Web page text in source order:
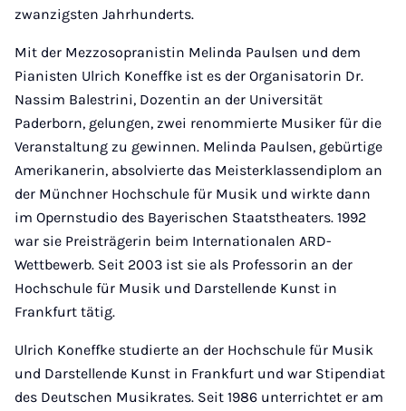
zwanzigsten Jahrhunderts.
Mit der Mezzosopranistin Melinda Paulsen und dem
Pianisten Ulrich Koneffke ist es der Organisatorin Dr.
Nassim Balestrini, Dozentin an der Universität
Paderborn, gelungen, zwei renommierte Musiker für die
Veranstaltung zu gewinnen. Melinda Paulsen, gebürtige
Amerikanerin, absolvierte das Meisterklassendiplom an
der Münchner Hochschule für Musik und wirkte dann
im Opernstudio des Bayerischen Staatstheaters. 1992
war sie Preisträgerin beim Internationalen ARD-
Wettbewerb. Seit 2003 ist sie als Professorin an der
Hochschule für Musik und Darstellende Kunst in
Frankfurt tätig.
Ulrich Koneffke studierte an der Hochschule für Musik
und Darstellende Kunst in Frankfurt und war Stipendiat
des Deutschen Musikrates. Seit 1986 unterrichtet er am